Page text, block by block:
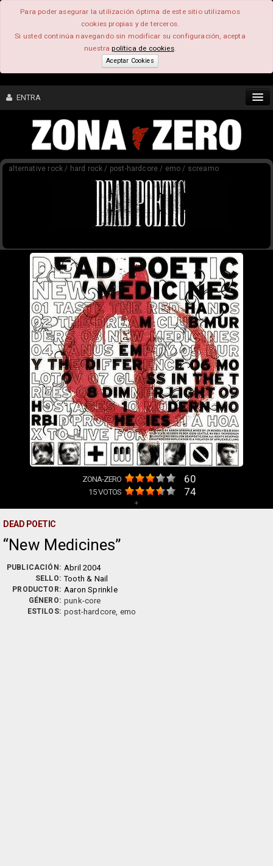
Para poder asegurar la utilización óptima de este sitio utilizamos
cookies propias y de terceros.
Si usted continúa navegando sin modificar su configuración, acepta
nuestrapolítica de cookies.
Aceptar Cookies
ENTRA
CONTENIDO
alternative rock / hard rock / post-hardcore / emo / screamo
ZONA-ZERO 60
15VOTOS 74
+
DEAD POETIC
New Medicines
PUBLICACIÓN: Abril 2004
SELLO: Tooth & Nail
PRODUCTOR: Aaron Sprinkle
GÉNERO: punk-core
ESTILOS: post-hardcore, emo